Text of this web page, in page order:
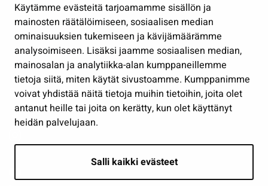
Käytämme evästeitä tarjoamamme sisällön ja
mainosten räätälöimiseen, sosiaalisen median
ominaisuuksien tukemiseen ja kävijämäärämme
analysoimiseen. Lisäksi jaamme sosiaalisen median,
mainosalan ja analytiikka-alan kumppaneillemme
tietoja siitä, miten käytät sivustoamme. Kumppanimme
voivat yhdistää näitä tietoja muihin tietoihin, joita olet
antanut heille tai joita on kerätty, kun olet käyttänyt
heidän palvelujaan.
Salli kaikki evästeet
Työ ja yrittäminen
Osallistu ja asioi
Näytä omat evästeasetukseni
Seuraa meitä